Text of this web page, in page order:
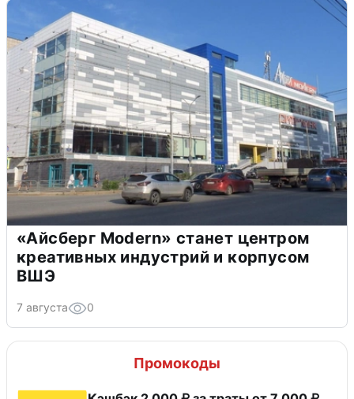
«Айсберг Modern» станет центром
креативных индустрий и корпусом
ВШЭ
7 августа 0
Промокоды